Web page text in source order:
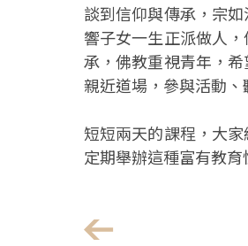
談到信仰與傳承，宗
響子女一生正派做人
承，佛教重視青年，
親近道場，參與活動
短短兩天的課程，大
定期舉辦這種富有教